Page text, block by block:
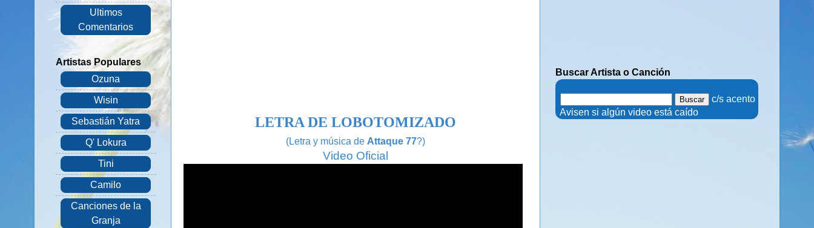
LETRA DE LOBOTOMIZADO
(Letra y música de Attaque 77?)
Video Oficial
Ultimos
Comentarios
Artistas Populares
Ozuna
Wisin
Sebastián Yatra
Q' Lokura
Tini
Camilo
Canciones de la
Granja
Buscar Artista o Canción
c/s acento
. Avisen si algún video está caído